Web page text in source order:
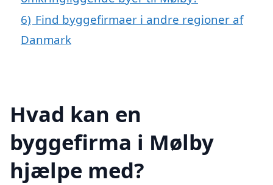
6) Find byggefirmaer i andre regioner af
Danmark
Hvad kan en
byggefirma i Mølby
hjælpe med?